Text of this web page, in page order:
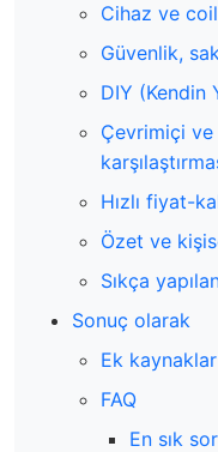
Cihaz ve
Güvenlik,
DIY (Kendin
Çevrimiçi
Hızlı fiyat-
Özet ve
Sıkça
Sonuç olarak
Ek
FAQ
En sık